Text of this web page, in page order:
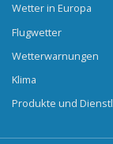
Wetter in Europa
Flugwetter
Wetterwarnungen
Klima
Produkte und